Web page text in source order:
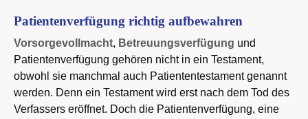
Patientenverfügung richtig aufbewahren
Vorsorgevollmacht, Betreuungsverfügung und
Patientenverfügung gehören nicht in ein Testament,
obwohl sie manchmal auch Patiententestament genannt
werden. Denn ein Testament wird erst nach dem Tod des
Verfassers eröffnet. Doch die Patientenverfügung, eine